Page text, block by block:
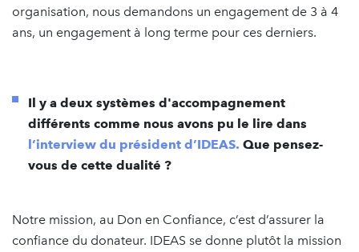
organisation, nous demandons un engagement de 3 à 4
ans, un engagement à long terme pour ces derniers.
Il y a deux systèmes d'accompagnement
différents comme nous avons pu le lire dans
l’interview du président d’IDEAS. Que pensez-
vous de cette dualité ?
Notre mission, au Don en Confiance, c’est d’assurer la
confiance du donateur. IDEAS se donne plutôt la mission